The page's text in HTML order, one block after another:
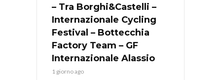
– Tra Borghi&Castelli –
Internazionale Cycling
Festival – Bottecchia
Factory Team – GF
Internazionale Alassio
1 giorno ago